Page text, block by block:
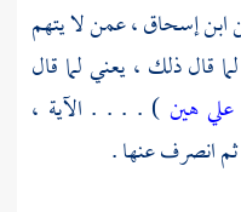
ابن إسحاق ،عمن لا يتهم
قال ذلك ، يعني لما قال
هين ) . . . . الآية ،
انصرف عنها .